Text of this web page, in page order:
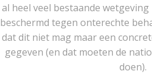
al heel veel bestaande
beschermd tegen onterechte
dat dit niet mag maar een
gegeven (en dat moeten de
doen).